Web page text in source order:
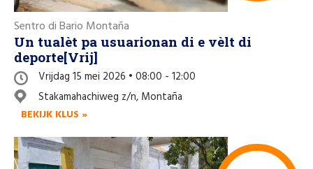
Zoeken
Like us on Facebook
Sentro di Bario Montaña
Un tualèt pa usuarionan di e vèlt di
deporte[Vrij]
Vrijdag 15 mei 2026 • 08:00 - 12:00
Stakamahachiweg z/n, Montaña
BEKIJK KLUS »